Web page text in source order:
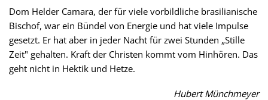
Dom Helder Camara, der für viele vorbildliche brasilianische
Bischof, war ein Bündel von Energie und hat viele Impulse
gesetzt. Er hat aber in jeder Nacht für zwei Stunden „Stille
Zeit" gehalten. Kraft der Christen kommt vom Hinhören. Das
geht nicht in Hektik und Hetze.
Hubert Münchmeyer